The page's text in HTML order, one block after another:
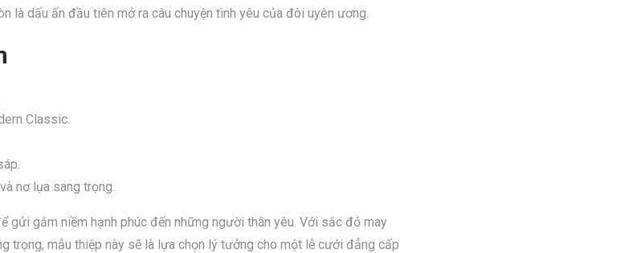
là dấu ấn đầu tiên mở ra câu chuyện tình yêu của đôi uyên ương.
Classic.
nơ lụa sang trọng.
gửi gắm niềm hạnh phúc đến những người thân yêu. Với sắc đỏ may
trọng, mẫu thiệp này sẽ là lựa chọn lý tưởng cho một lễ cưới đẳng cấp